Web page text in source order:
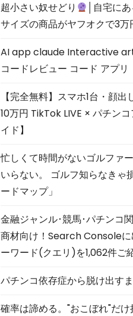
超小さい奴せどり
│自宅に
サイズの商品がヤフオクで3万
AI app claude Interactive
コードレビュー コード アプリ
【完全無料】スマホ1台・顔
10万円 TikTok LIVE × パチン
イド】
忙しくて時間がないゴルファ
いらない。 ゴルフ知らなきゃ
ードマップ」
金融ジャンル･競馬･パチンコ
商材向け！Search Console
ーワード(クエリ)を1,062件ご
パチンコ依存症から脱け出す
確率は諦める。"おこぼれ"だ